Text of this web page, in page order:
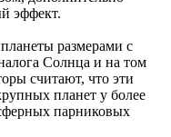
эффект.
размерами с
Солнца и на том
считают, что эти
планет у более
парниковых